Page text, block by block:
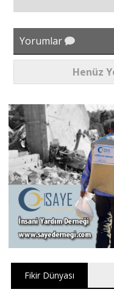
Yorumlar
Henüz
Fikir Dünyası